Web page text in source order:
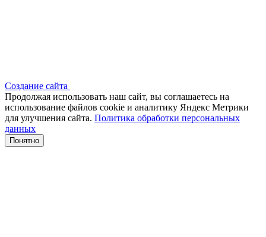
Создание сайта
Продолжая использовать наш сайт, вы соглашаетесь на
использование файлов сооkіе и аналитику Яндекс Метрики
для улучшения сайта. Политика обработки персональных
данных
Понятно